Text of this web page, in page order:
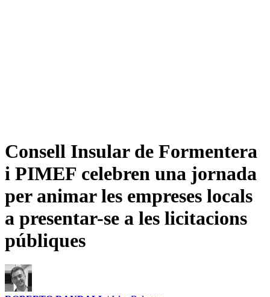
Consell Insular de Formentera
i PIMEF celebren una jornada
per animar les empreses locals
a presentar-se a les licitacions
públiques